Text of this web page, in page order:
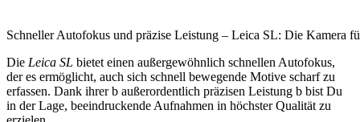
Schneller Autofokus und präzise Leistung – Leica SL: Die Kamera
Die Leica SL bietet einen außergewöhnlich schnellen Autofokus,
der es ermöglicht, auch sich schnell bewegende Motive scharf zu
erfassen. Dank ihrer b außerordentlich präzisen Leistung b bist Du
in der Lage, beeindruckende Aufnahmen in höchster Qualität zu